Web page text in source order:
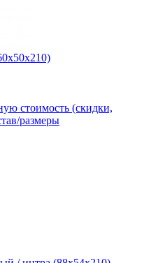
стоимость (скидки,
размеры